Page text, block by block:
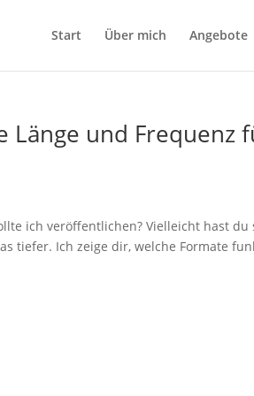
Start Über mich Angebote
Länge und Frequenz
ich veröffentlichen? Vielleicht hast du
tiefer. Ich zeige dir, welche Formate